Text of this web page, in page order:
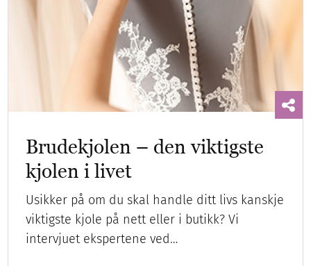
Brudekjolen – den viktigste
kjolen i livet
Usikker på om du skal handle ditt livs kanskje
viktigste kjole på nett eller i butikk? Vi
intervjuet ekspertene ved…